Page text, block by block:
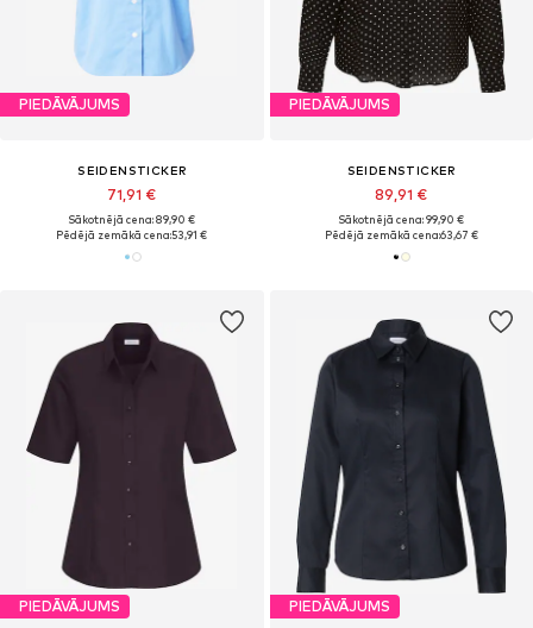
PIEDĀVĀJUMS
SEIDENSTICKER
71,91 €
Sākotnējā cena: 89,90 €
Pēdējā zemākā cena:53,91 €
PIEDĀVĀJUMS
SEIDENSTICKER
89,91 €
Sākotnējā cena: 99,90 €
Pēdējā zemākā cena:63,67 €
PIEDĀVĀJUMS PIEDĀVĀJUMS